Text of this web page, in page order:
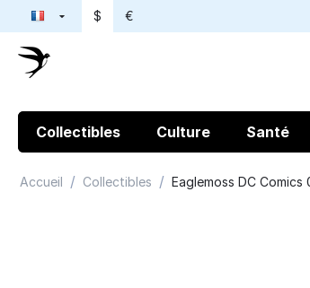
$ €
Collectibles Culture Santé
Accueil / Collectibles / Eaglemoss DC Comics